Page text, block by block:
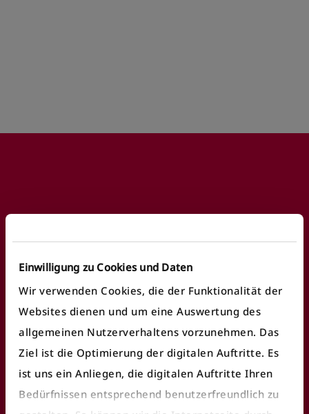
Einwilligung zu Cookies und Daten
Wir verwenden Cookies, die der Funktionalität der
Websites dienen und um eine Auswertung des
allgemeinen Nutzerverhaltens vorzunehmen. Das
Ziel ist die Optimierung der digitalen Auftritte. Es
ist uns ein Anliegen, die digitalen Auftritte Ihren
Bedürfnissen entsprechend benutzerfreundlich zu
Fundbüro finden
Fahrausweiskontrolle
öV Plus App nutzen
E-Ticket